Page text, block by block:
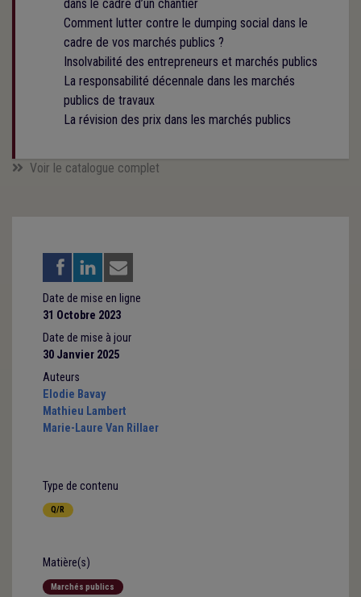
dans le cadre d’un chantier
Comment lutter contre le dumping social dans le
cadre de vos marchés publics ?
Insolvabilité des entrepreneurs et marchés publics
La responsabilité décennale dans les marchés
publics de travaux
La révision des prix dans les marchés publics
Voir le catalogue complet
Date de mise en ligne
31 Octobre 2023
Date de mise à jour
30 Janvier 2025
Auteurs
Elodie Bavay
Mathieu Lambert
Marie-Laure Van Rillaer
Type de contenu
Q/R
Matière(s)
Marchés publics